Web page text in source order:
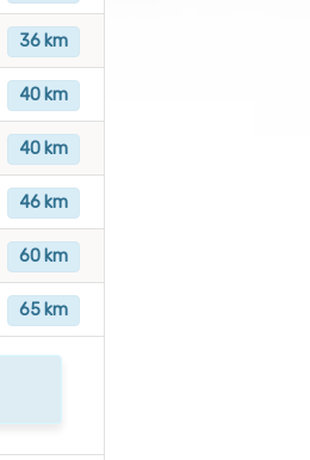
36 km
40 km
40 km
46 km
60 km
65 km